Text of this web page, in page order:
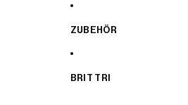
ZUBEHÖR
BRIT TRI